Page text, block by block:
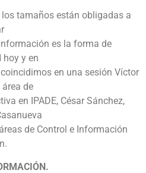
tamaños están obligadas a
es la forma de
y en
en una sesión Víctor
de
en IPADE, César Sánchez,
de Control e Información